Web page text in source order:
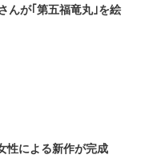
が｢第五福竜丸｣を絵
性による新作が完成